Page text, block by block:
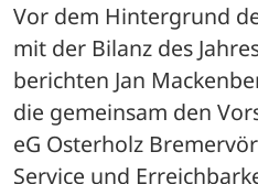
Vor dem Hintergrund
mit der Bilanz des
berichten Jan
die gemeinsam den
eG Osterholz
Service und